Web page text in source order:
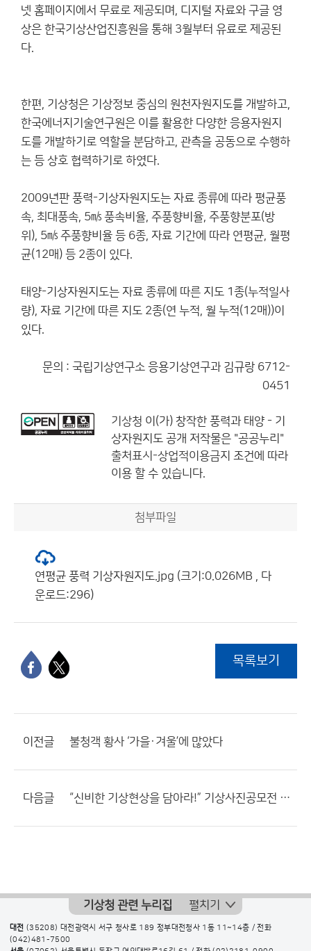
넷 홈페이지에서 무료로 제공되며, 디지털 자료와 구글 영
상은 한국기상산업진흥원을 통해 3월부터 유료로 제공된
다.
한편, 기상청은 기상정보 중심의 원천자원지도를 개발하고,
한국에너지기술연구원은 이를 활용한 다양한 응용자원지
도를 개발하기로 역할을 분담하고, 관측을 공동으로 수행하
는 등 상호 협력하기로 하였다.
2009년판 풍력-기상자원지도는 자료 종류에 따라 평균풍
속, 최대풍속, 5㎧ 풍속비율, 주풍향비율, 주풍향분포(방
위), 5㎧ 주풍향비율 등 6종, 자료 기간에 따라 연평균, 월평
균(12매) 등 2종이 있다.
태양-기상자원지도는 자료 종류에 따른 지도 1종(누적일사
량), 자료 기간에 따른 지도 2종(연 누적, 월 누적(12매))이
있다.
문의 : 국립기상연구소 응용기상연구과 김규랑 6712-
0451
기상청 이(가) 창작한 풍력과 태양 - 기
상자원지도 공개 저작물은 "공공누리"
출처표시-상업적이용금지 조건에 따라
이용 할 수 있습니다.
첨부파일
연평균 풍력 기상자원지도.jpg (크기:0.026MB , 다
운로드:296)
목록보기
이전글 불청객 황사 ‘가을·겨울’에 많았다
다음글 “신비한 기상현상을 담아라!” 기상사진공모전 개최
기상청 관련 누리집 펼치기
대전 (35208) 대전광역시 서구 청사로 189 정부대전청사 1동 11~14층 / 전화
(042)481-7500